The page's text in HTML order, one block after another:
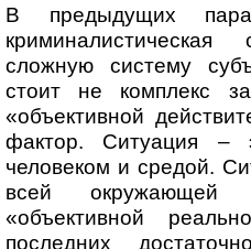
В предыдущих
сложную систему
стоит не комплекс
«объективной
фактор. Ситуация –
человеком и средой.
всей окружающей
«объективной
последних